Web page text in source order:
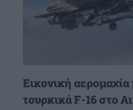
Εικονική
τουρκικά F-16 στο